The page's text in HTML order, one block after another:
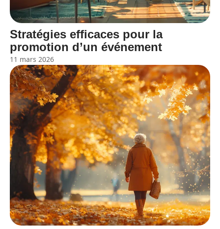
Stratégies efficaces pour la
promotion d’un événement
11 mars 2026